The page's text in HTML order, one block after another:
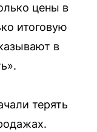
цены в
итоговую
в
терять